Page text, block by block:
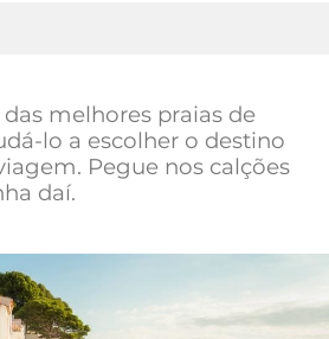
das melhores praias de
lo a escolher o destino
Pegue nos calções
daí.